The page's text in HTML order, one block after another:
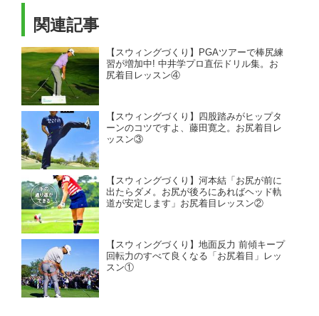
関連記事
【スウィングづくり】PGAツアーで棒尻練
習が増加中! 中井学プロ直伝ドリル集。お
尻着目レッスン④
【スウィングづくり】四股踏みがヒップタ
ーンのコツですよ、藤田寛之。お尻着目レ
ッスン③
【スウィングづくり】河本結「お尻が前に
出たらダメ。お尻が後ろにあればヘッド軌
道が安定します」お尻着目レッスン②
【スウィングづくり】地面反力 前傾キープ
回転力のすべて良くなる「お尻着目」レッ
スン①